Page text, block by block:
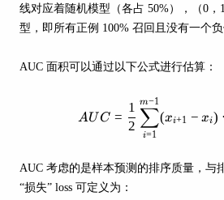
线对应着随机模型（各占 50%），（0
型，即所有正例 100% 召回且没有一个负
AUC 面积可以通过以下公式进行估算：
AU C =
2
1
i=1
∑
m−1
(xi+1 − xi) ⋅
AUC 考虑的是样本预测的排序质量，与
“损失” loss 可定义为：